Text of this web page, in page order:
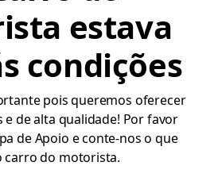
estava
condições
pois queremos oferecer
de alta qualidade! Por favor
de Apoio e conte-nos o que
carro do motorista.